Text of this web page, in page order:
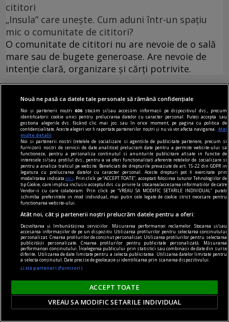
cititori
„Insula” care unește. Cum aduni într-un spațiu
mic o comunitate de cititori?
O comunitate de cititori nu are nevoie de o sală
mare sau de bugete generoase. Are nevoie de
intenție clară, organizare și cărți potrivite.
skateboard
Tipuri de skateboard-uri: Ce model să alegi?
Vrei să te plimbi prin oraș mai rapid, să înveți
primele trick-uri sau să ai o alternativă cool la
mersul pe jos? Alegerea plăcii potrivite face
diferența între o experiență frustrantă și una
care te motivează să ieși zilnic la skate.
Nouă ne pasă ca datele tale personale să rămână confidențiale
Noi și partenerii noștri606 stocăm și/sau accesăm informații pe dispozitivul dvs., precum
identificatorii cookie unici pentru prelucrarea datelor cu caracter personal. Puteți accepta sau
gestiona alegerile dvs. făcând clic mai jos sau în orice moment, pe pagina cu politica de
confidențialitate. Aceste alegeri vor fi raportate partenerilor noștri și nu vă vor afecta navigarea.
Mai
multe detalii
Noi si partenerii nostri (retelele de socializare si agentiile de publicitate partenere, precum si
furnizorii nostri de servicii de date analitice) prelucram date pentru a permite website-ului sa
functioneze, pentru a personaliza continutul si anunturile publicitare afisate in functie de
interesele si/sau profilul dvs., pentru a va oferi functionalitati aferente retelelor de socializare si
pentru a analiza traficul pe website. Beneficiati de drepturile prevazute de art. 15-22 din GDPR in
legatura cu prelucrarea datelor cu caracter personal. Aceste drepturi pot fi exercitate prin
modalitatea indicataaici
. Prin click pe “ACCEPT TOATE”, acceptati folosirea tuturor Tehnologiilor de
tip Cookie, care implica inclusiv acceptul dvs. cu privire la stocarea/accesarea informatiilor de catre
Vendor-ii cu care colaboram. Prin click pe “VREAU SA MODIFIC SETARILE INDIVIDUAL” puteti
schimba preferintele in mod individual, mai putin cele legate de cookie strict necesare pentru
functionarea website-ului.
Atât noi, cât și partenerii noștri prelucrăm datele pentru a oferi:
Dezvoltarea și îmbunătățirea serviciilor. Măsurarea performanței reclamelor. Stocarea și/sau
accesarea informațiilor de pe un dispozitiv. Utilizarea profilurilor pentru selectarea conținutului
personalizat. Crearea profilurilor de conținut personalizat. Utilizarea profilurilor pentru selectarea
publicității personalizate. Crearea profilurilor pentru publicitate personalizată. Măsurarea
performanței conținutului. Înțelegerea publicului prin statistici sau combinații de date din surse
diferite. Utilizarea de date limitate pentru a selecta publicitatea. Utilizarea datelor limitate pentru
a selecta conținutul. Date precise de geolocație și identificarea prin scanarea dispozitivului.
Listă parteneri (furnizori)
ACCEPT TOATE
VREAU SA MODIFIC SETARILE INDIVIDUAL